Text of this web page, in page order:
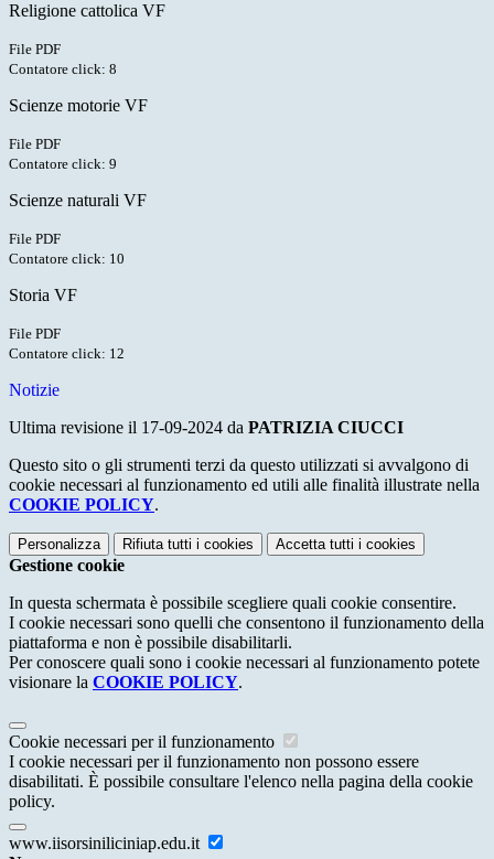
Religione cattolica VF
File PDF
Contatore click: 8
Scienze motorie VF
File PDF
Contatore click: 9
Scienze naturali VF
File PDF
Contatore click: 10
Storia VF
File PDF
Contatore click: 12
Notizie
Ultima revisione il 17-09-2024 da PATRIZIA CIUCCI
Questo sito o gli strumenti terzi da questo utilizzati si avvalgono di
cookie necessari al funzionamento ed utili alle finalità illustrate nella
COOKIE POLICY.
Personalizza Rifiuta tutti i cookies Accetta tutti i cookies
Gestione cookie
In questa schermata è possibile scegliere quali cookie consentire.
I cookie necessari sono quelli che consentono il funzionamento della
piattaforma e non è possibile disabilitarli.
Per conoscere quali sono i cookie necessari al funzionamento potete
visionare la COOKIE POLICY.
Cookie necessari per il funzionamento
I cookie necessari per il funzionamento non possono essere
disabilitati. È possibile consultare l'elenco nella pagina della cookie
policy.
www.iisorsiniliciniap.edu.it